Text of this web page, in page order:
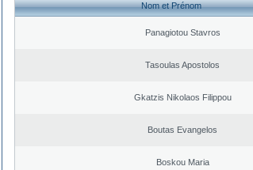
Nom et Prénom
Panagiotou Stavros
Tasoulas Apostolos
Gkatzis Nikolaos Filippou
Boutas Evangelos
Boskou Maria